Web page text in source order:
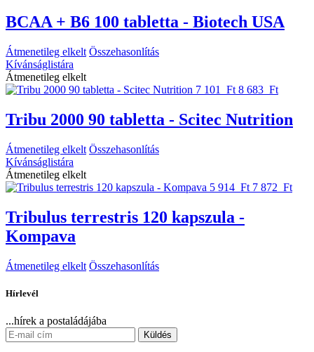
BCAA + B6 100 tabletta - Biotech USA
Átmenetileg elkelt Összehasonlítás
Kívánságlistára
Átmenetileg elkelt
7 101 Ft 8 683 Ft
Tribu 2000 90 tabletta - Scitec Nutrition
Átmenetileg elkelt Összehasonlítás
Kívánságlistára
Átmenetileg elkelt
5 914 Ft 7 872 Ft
Tribulus terrestris 120 kapszula -
Kompava
Átmenetileg elkelt Összehasonlítás
Hírlevél
...hírek a postaládájába
Küldés